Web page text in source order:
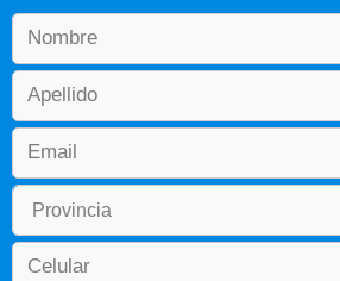
principales medios de comunicación
impresos y virtuales de nuestro país.
La carrera desarrolla permanentes
extracurriculares, como talleres,
cual se cumple el principio de "aprender
formatos de producción de los medios
televisivos y online, de tal forma que los
las empresas de comunicación.